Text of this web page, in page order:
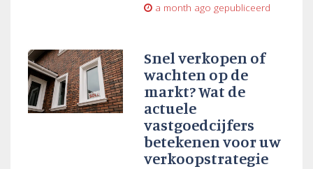
a month ago gepubliceerd
Snel verkopen of
wachten op de
markt? Wat de
actuele
vastgoedcijfers
betekenen voor uw
verkoopstrategie